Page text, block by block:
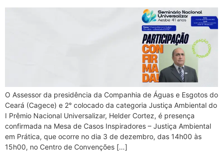
O Assessor da presidência da Companhia de Águas e Esgotos do
Ceará (Cagece) e 2° colocado da categoria Justiça Ambiental do
I Prêmio Nacional Universalizar, Helder Cortez, é presença
confirmada na Mesa de Casos Inspiradores – Justiça Ambiental
em Prática, que ocorre no dia 3 de dezembro, das 14h00 às
15h00, no Centro de Convenções […]